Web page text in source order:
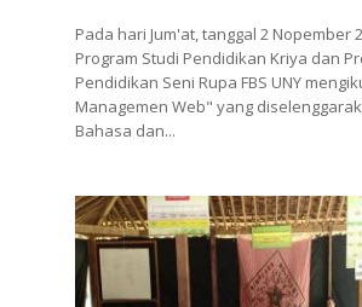
Pada hari Jum'at, tanggal 2 Nopember
Program Studi Pendidikan Kriya dan
Pendidikan Seni Rupa FBS UNY
Managemen Web" yang
Bahasa dan...